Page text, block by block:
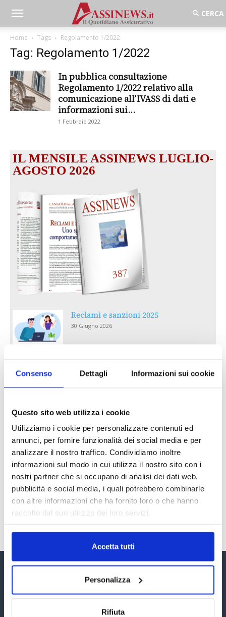
Consenso Dettagli Informazioni sui cookie
Questo sito web utilizza i cookie
Utilizziamo i cookie per personalizzare contenuti ed
annunci, per fornire funzionalità dei social media e per
analizzare il nostro traffico. Condividiamo inoltre
informazioni sul modo in cui utilizza il nostro sito con i
nostri partner che si occupano di analisi dei dati web,
pubblicità e social media, i quali potrebbero combinarle
con altre informazioni che ha fornito loro o che hanno
raccolto dal suo utilizzo dei loro servizi.
Accetta tutti
Personalizza
Rifiuta
Home Tags Regolamento 1/2022
Tag: Regolamento 1/2022
In pubblica consultazione
Regolamento 1/2022 relativo alla
comunicazione all’IVASS di dati e
informazioni sui...
1 Febbraio 2022
IL MENSILE ASSINEWS LUGLIO-
AGOSTO 2026
Reclami e sanzioni 2025
30 Giugno 2026
RECENSIONI E CRISI DIGITALI
Il “Modulo CAI” diventa digitale
PREMI 2025. I TOP TEN
TUTTI GLI ARTICOLI DEL MESE
Assinform Editore
Chi siamo